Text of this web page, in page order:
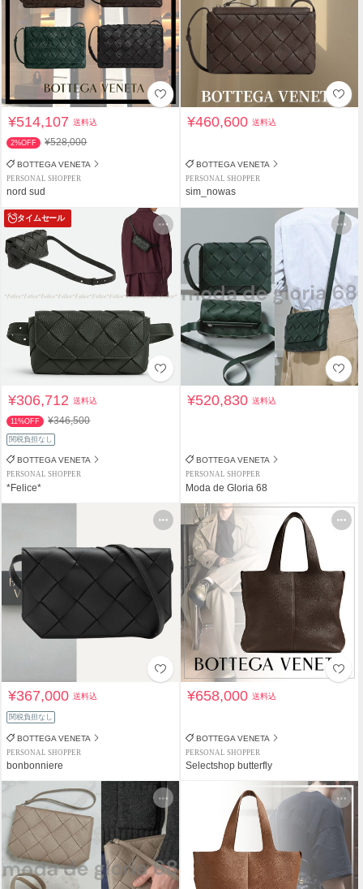
¥514,107送料込
2%OFF ¥528,000
BOTTEGA VENETA
PERSONAL SHOPPER
nord sud
¥460,600送料込
BOTTEGA VENETA
PERSONAL SHOPPER
sim_nowas
タイムセール
¥306,712送料込
11%OFF ¥346,500
関税負担なし
BOTTEGA VENETA
PERSONAL SHOPPER
*Felice*
¥520,830送料込
BOTTEGA VENETA
PERSONAL SHOPPER
Moda de Gloria 68
¥367,000送料込
関税負担なし
BOTTEGA VENETA
PERSONAL SHOPPER
bonbonniere
¥658,000送料込
BOTTEGA VENETA
PERSONAL SHOPPER
Selectshop butterfly